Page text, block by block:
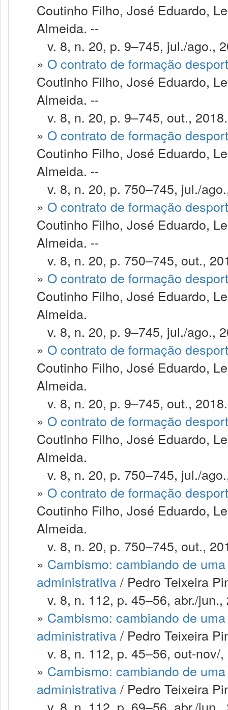
Coutinho Filho, José Eduardo,
Almeida. --
v. 8, n. 20, p. 9–745, jul./ago.,
» O contrato de formação
Coutinho Filho, José Eduardo,
Almeida. --
v. 8, n. 20, p. 9–745, out., 2018.
» O contrato de formação
Coutinho Filho, José Eduardo,
Almeida. --
v. 8, n. 20, p. 750–745, jul./
» O contrato de formação
Coutinho Filho, José Eduardo,
Almeida. --
v. 8, n. 20, p. 750–745, out.,
» O contrato de formação
Coutinho Filho, José Eduardo,
Almeida.
v. 8, n. 20, p. 9–745, jul./ago.,
» O contrato de formação
Coutinho Filho, José Eduardo,
Almeida.
v. 8, n. 20, p. 9–745, out., 2018.
» O contrato de formação
Coutinho Filho, José Eduardo,
Almeida.
v. 8, n. 20, p. 750–745, jul./
» O contrato de formação
Coutinho Filho, José Eduardo,
Almeida.
v. 8, n. 20, p. 750–745, out.,
» Cambismo: cambiando de
administrativa/ Pedro Teixeira
v. 8, n. 112, p. 45–56, abr./jun.,
» Cambismo: cambiando de
administrativa/ Pedro Teixeira
v. 8, n. 112, p. 45–56, out-nov/,
» Cambismo: cambiando de
administrativa/ Pedro Teixeira